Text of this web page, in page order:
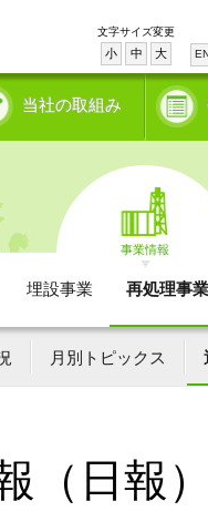
文字サイズ変更
小 中 大
当社の取組み
事業情報
埋設事業 再処理事業
月別トピックス
（日報）